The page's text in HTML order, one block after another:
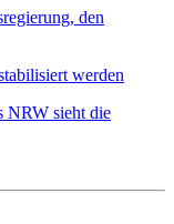
den
werden
NRW sieht die